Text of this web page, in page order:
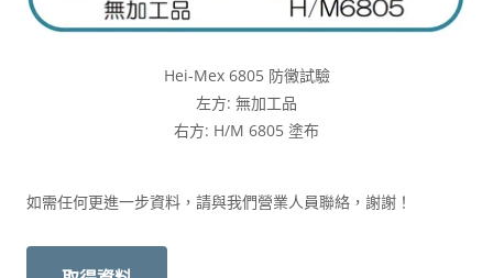
Hei-Mex 6805 防黴試驗
左方: 無加工品
右方: H/M 6805 塗布
如需任何更進一步資料，請與我們營業人員聯絡，謝謝！